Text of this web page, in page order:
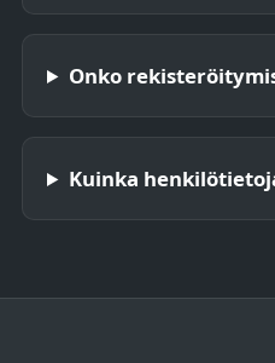
Onko
Kuinka